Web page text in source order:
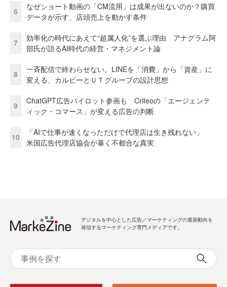
6
なぜショート動画の「CM流用」は成果が出ないのか？購買
データが示す、店頭売上を動かす条件
7
効率化の時代にあえて“超属人化”を選ぶ理由 アナグラム阿
部氏が語るAI時代の経営・マネジメント論
8
一斉配信で終わらせない。LINEを「消費」から「資産」に
変える、カルビーとＵＴグループの設計思想
9
ChatGPT広告パイロット参画も Criteoの「エージェンテ
ィック・コマース」が変える広告の判断
10
「AIで仕事が速くなっただけで代理店は生き残れない」
米国広告代理店協会が暴く不都合な真実
デジタルを中心とした広告／マーケティングの最新動向を
発信するマーケティング専門メディアです。